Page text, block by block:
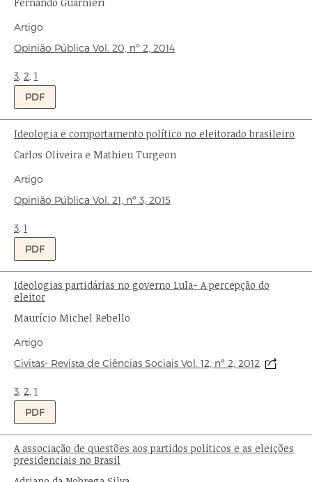
Tipo
publicação:
Artigo
Origem:
Opinião Pública Vol. 20, nº 2, 2014
Ondas:
3, 2, 1
PDF
Título:
Ideologia e comportamento político no eleitorado brasileiro
Autores:
Carlos Oliveira e Mathieu Turgeon
Tipo
publicação:
Artigo
Origem:
Opinião Pública Vol. 21, nº 3, 2015
Ondas:
3, 1
PDF
Título:
Ideologias partidárias no governo Lula- A percepção do
eleitor
Autor:
Maurício Michel Rebello
Tipo
de
publicação:
Artigo
Origem:
Civitas- Revista de Ciências Sociais Vol. 12, nº 2, 2012
Ondas:
3, 2, 1
PDF
Título:
A associação de questões aos partidos políticos e as eleições
presidenciais no Brasil